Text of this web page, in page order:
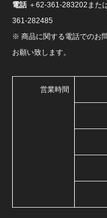
電話＋62-361-283202また
361-282485
※ 商品に関する電話でのお
お願い致します。
営業時間